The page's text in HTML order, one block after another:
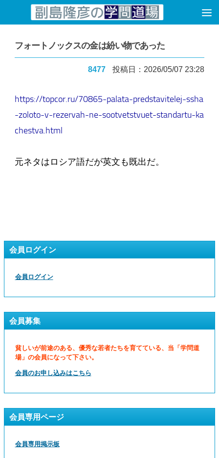
コンテンツへスキップ
フォートノックスの金は紛い物であった
8477 投稿日：2026/05/07 23:28
https://topcor.ru/70865-palata-predstavitelej-ssha
-zoloto-v-rezervah-ne-sootvetstvuet-standartu-ka
chestva.html
元ネタはロシア語だが英文も既出だ。
会員ログイン
会員ログイン
会員募集
貧しいが前途のある、優秀な若者たちを育てている、当「学問道
場」の会員になって下さい。
会員のお申し込みはこちら
会員専用ページ
会員専用掲示板